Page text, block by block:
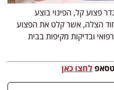
פצוע קל, הפינוי בוצע
הצלה, אשר קלט את הפצוע
ובדיקות מקיפות בבית
לחצו כאן